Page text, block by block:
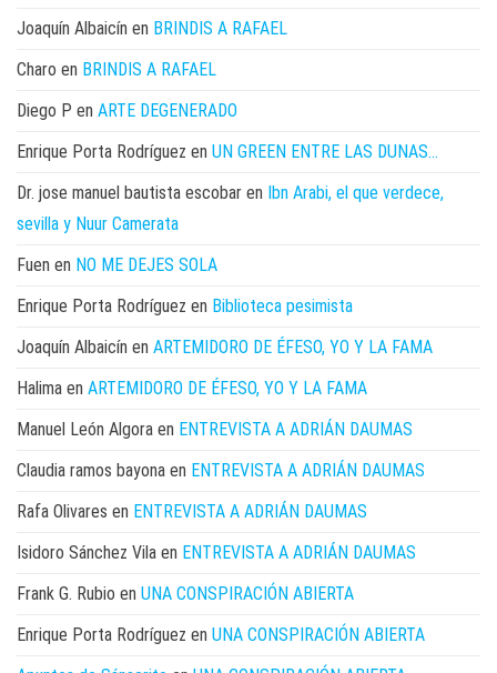
Joaquín Albaicín en BRINDIS A RAFAEL
Charo en BRINDIS A RAFAEL
Diego P en ARTE DEGENERADO
Enrique Porta Rodríguez en UN GREEN ENTRE LAS DUNAS…
Dr. jose manuel bautista escobar en Ibn Arabi, el que verdece,
sevilla y Nuur Camerata
Fuen en NO ME DEJES SOLA
Enrique Porta Rodríguez en Biblioteca pesimista
Joaquín Albaicín en ARTEMIDORO DE ÉFESO, YO Y LA FAMA
Halima en ARTEMIDORO DE ÉFESO, YO Y LA FAMA
Manuel León Algora en ENTREVISTA A ADRIÁN DAUMAS
Claudia ramos bayona en ENTREVISTA A ADRIÁN DAUMAS
Rafa Olivares en ENTREVISTA A ADRIÁN DAUMAS
Isidoro Sánchez Vila en ENTREVISTA A ADRIÁN DAUMAS
Frank G. Rubio en UNA CONSPIRACIÓN ABIERTA
Enrique Porta Rodríguez en UNA CONSPIRACIÓN ABIERTA